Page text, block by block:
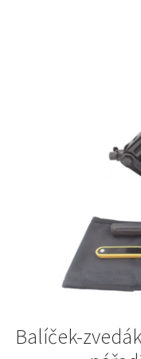
Balíček-